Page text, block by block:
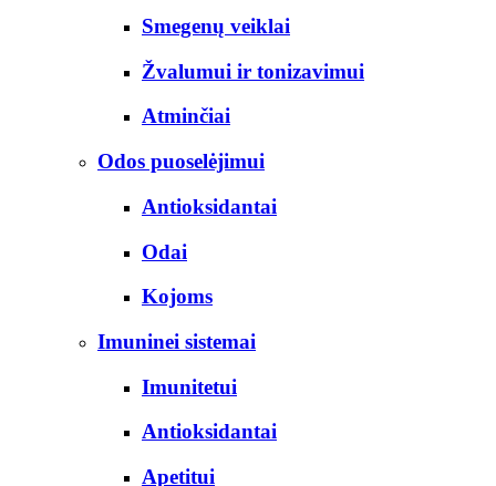
Smegenų veiklai
Žvalumui ir tonizavimui
Atminčiai
Odos puoselėjimui
Antioksidantai
Odai
Kojoms
Imuninei sistemai
Imunitetui
Antioksidantai
Apetitui